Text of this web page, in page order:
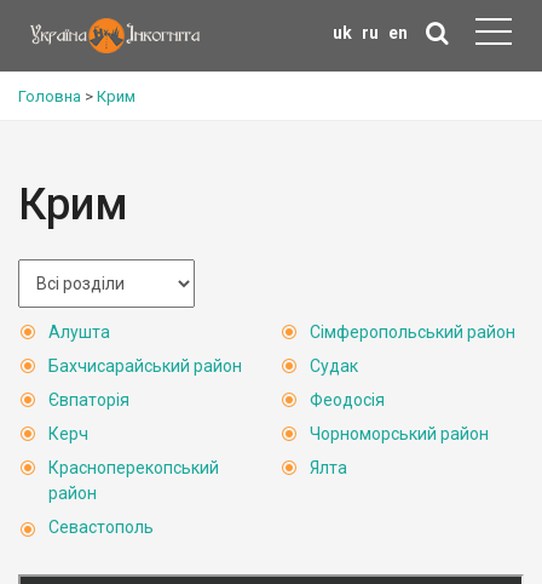
uk ru en
Головна > Крим
Крим
Алушта
Бахчисарайський район
Євпаторія
Керч
Красноперекопський
район
Севастополь
Сімферопольський район
Судак
Феодосія
Чорноморський район
Ялта